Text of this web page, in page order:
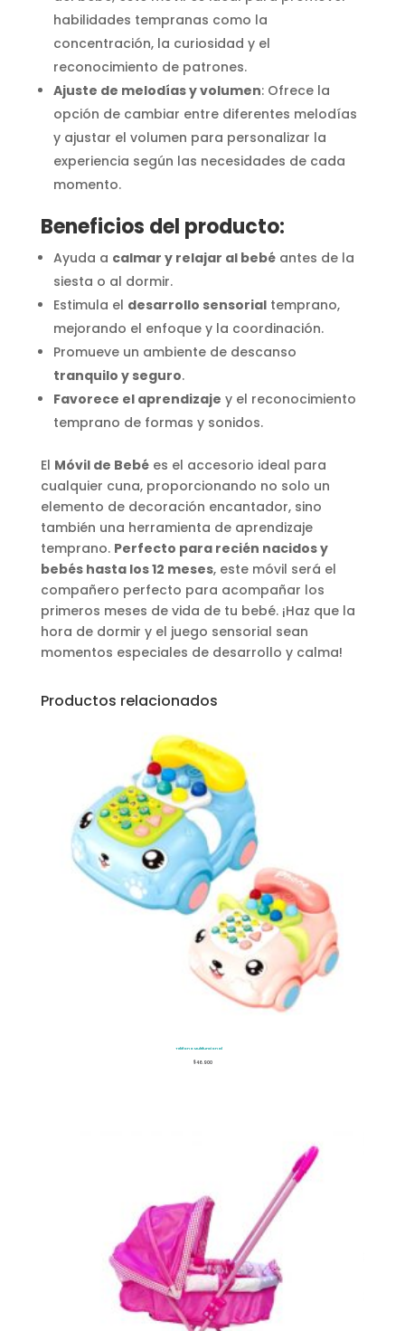
habilidades tempranas como la
concentración, la curiosidad y el
reconocimiento de patrones.
Ajuste de melodías y volumen: Ofrece la
opción de cambiar entre diferentes melodías
y ajustar el volumen para personalizar la
experiencia según las necesidades de cada
momento.
Beneficios del producto:
Ayuda a calmar y relajar al bebéantes de la
siesta o al dormir.
Estimula el desarrollo sensorialtemprano,
mejorando el enfoque y la coordinación.
Promueve un ambiente de descanso
tranquilo y seguro.
Favorece el aprendizaje y el reconocimiento
temprano de formas y sonidos.
El Móvil de Bebées el accesorio ideal para
cualquier cuna, proporcionando no solo un
elemento de decoración encantador, sino
también una herramienta de aprendizaje
temprano. Perfecto para recién nacidos y
bebés hasta los 12 meses, este móvil será el
compañero perfecto para acompañar los
primeros meses de vida de tu bebé. ¡Haz que la
hora de dormir y el juego sensorial sean
momentos especiales de desarrollo y calma!
Productos relacionados
Teléfono Multifuncional
$46.900